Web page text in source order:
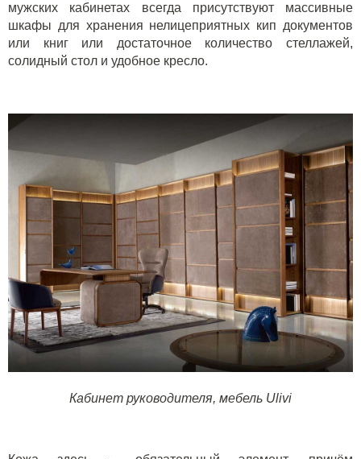
мужских кабинетах всегда присутствуют массивные
шкафы для хранения нелицеприятных кип документов
или книг или достаточное количество стеллажей,
солидный стол и удобное кресло.
Кабинет руководителя, мебель Ulivi